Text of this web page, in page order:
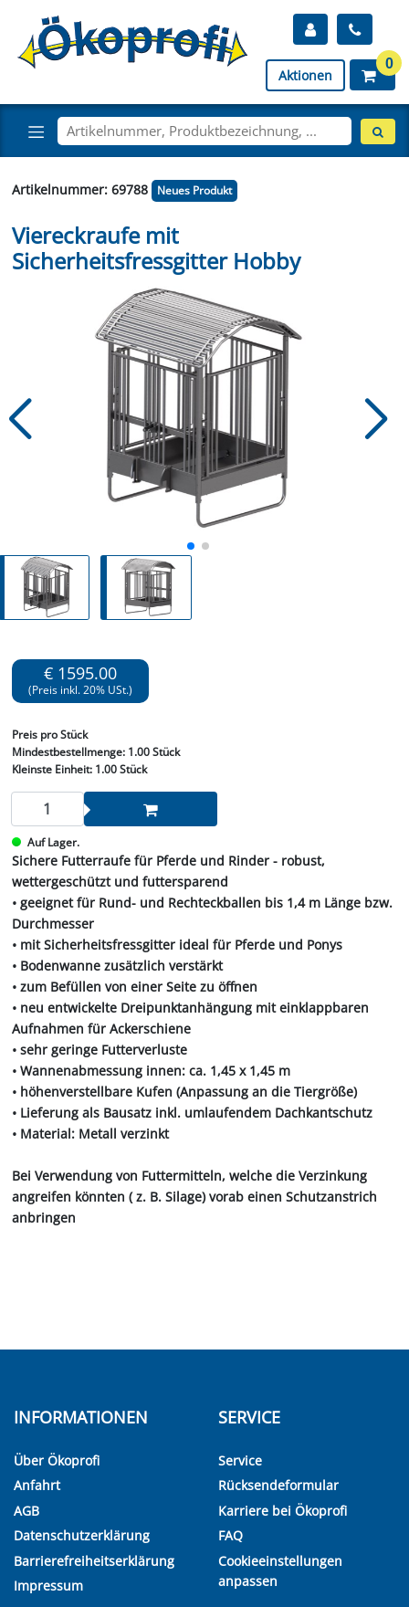
Aktionen
0
Artikelnummer: 69788 Neues Produkt
Viereckraufe mit
Sicherheitsfressgitter Hobby
€ 1595.00
(Preis inkl. 20% USt.)
Preis pro Stück
Mindestbestellmenge: 1.00 Stück
Kleinste Einheit:1.00 Stück
Auf Lager.
Sichere Futterraufe für Pferde und Rinder - robust,
wettergeschützt und futtersparend
• geeignet für Rund- und Rechteckballen bis 1,4 m Länge bzw.
Durchmesser
• mit Sicherheitsfressgitter ideal für Pferde und Ponys
• Bodenwanne zusätzlich verstärkt
• zum Befüllen von einer Seite zu öffnen
• neu entwickelte Dreipunktanhängung mit einklappbaren
Aufnahmen für Ackerschiene
• sehr geringe Futterverluste
• Wannenabmessung innen: ca. 1,45 x 1,45 m
• höhenverstellbare Kufen (Anpassung an die Tiergröße)
• Lieferung als Bausatz inkl. umlaufendem Dachkantschutz
• Material: Metall verzinkt
Bei Verwendung von Futtermitteln, welche die Verzinkung
angreifen könnten ( z. B. Silage) vorab einen Schutzanstrich
anbringen
INFORMATIONEN
Über Ökoprofi
Anfahrt
AGB
Datenschutzerklärung
Barrierefreiheitserklärung
Impressum
SERVICE
Service
Rücksendeformular
Karriere bei Ökoprofi
FAQ
Cookieeinstellungen
anpassen